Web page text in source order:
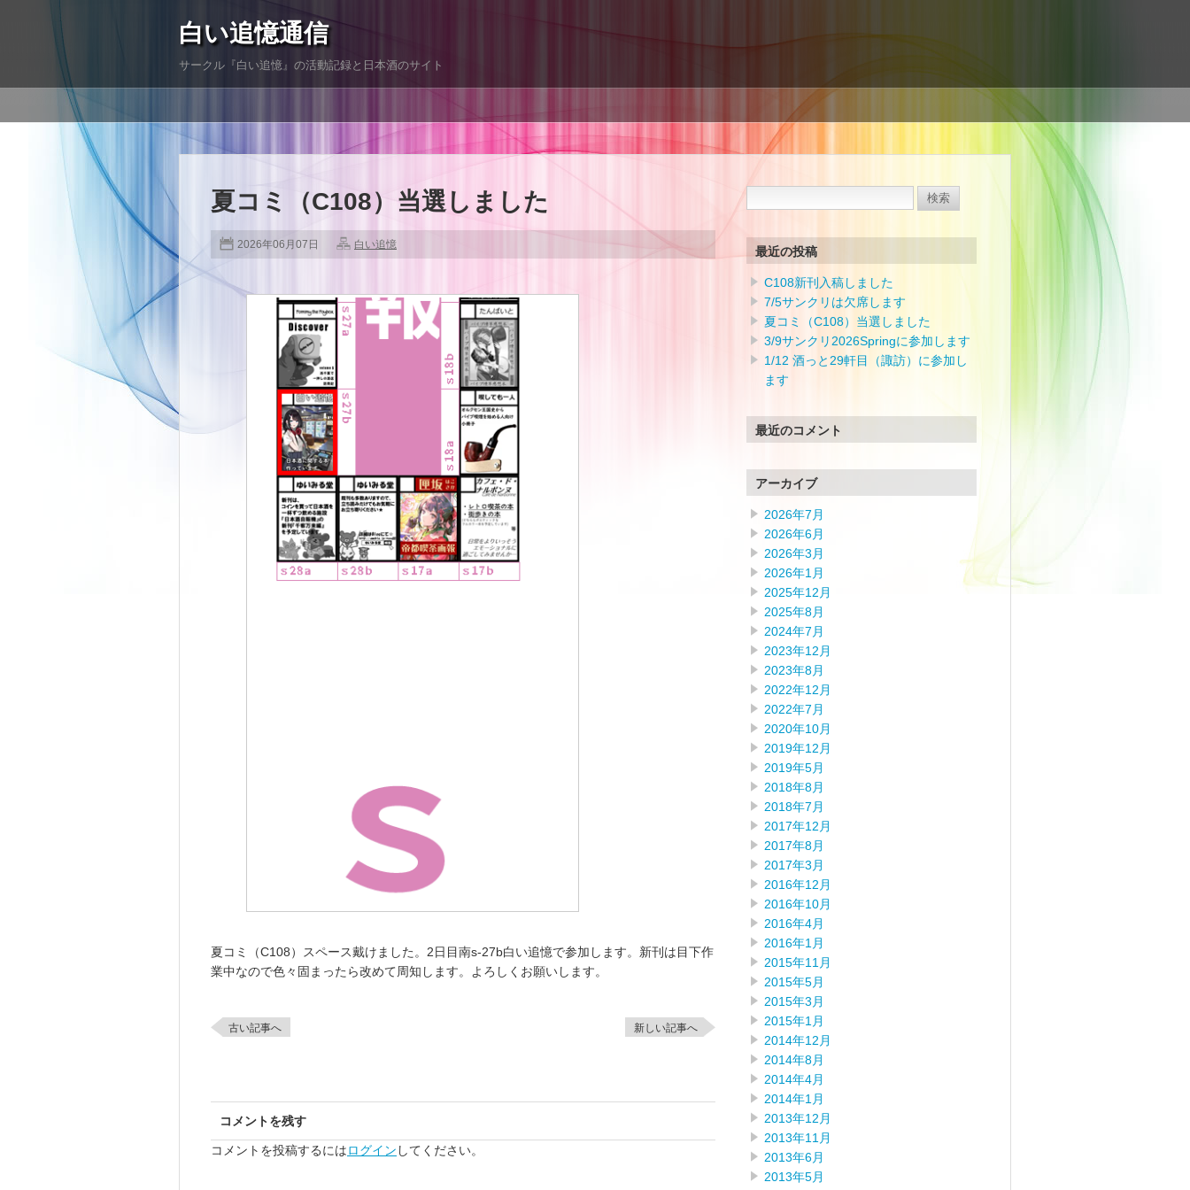
白い追憶通信
サークル『白い追憶』の活動記録と日本酒のサイト
夏コミ（C108）当選しました
2026年06月07日 白い追憶
夏コミ（C108）スペース戴けました。2日目南s-27b白い追憶で参加します。新刊は目下作
業中なので色々固まったら改めて周知します。よろしくお願いします。
古い記事へ 新しい記事へ
コメントを残す
コメントを投稿するにはログイン してください。
索:
最近の投稿
C108新刊入稿しました
7/5サンクリは欠席します
夏コミ（C108）当選しました
3/9サンクリ2026Springに参加します
1/12 酒っと29軒目（諏訪）に参加し
ます
最近のコメント
アーカイブ
2026年7月
2026年6月
2026年3月
2026年1月
2025年12月
2025年8月
2024年7月
2023年12月
2023年8月
2022年12月
2022年7月
2020年10月
2019年12月
2019年5月
2018年8月
2018年7月
2017年12月
2017年8月
2017年3月
2016年12月
2016年10月
2016年4月
2016年1月
2015年11月
2015年5月
2015年3月
2015年1月
2014年12月
2014年8月
2014年4月
2014年1月
2013年12月
2013年11月
2013年6月
2013年5月